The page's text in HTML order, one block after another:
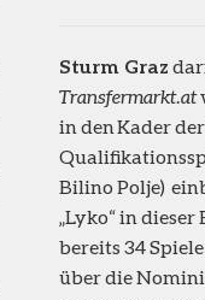
Sturm Graz
Transfermarkt.at
in den Kader der
Bilino Polje)
„Lyko“ in
bereits 34
über die